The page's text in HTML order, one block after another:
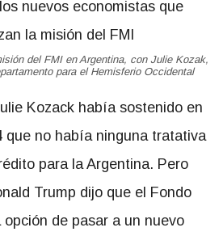
del FMI en Argentina, con Julie Kozak,
para el Hemisferio Occidental
Kozack había sostenido en
que no había ninguna tratativa
para la Argentina. Pero
Trump dijo que el Fondo
de pasar a un nuevo